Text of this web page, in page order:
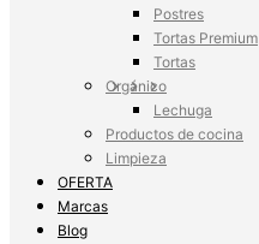
Postres
Tortas Premium
Tortas
Orgánico
Lechuga
Productos de cocina
Limpieza
OFERTA
Marcas
Blog